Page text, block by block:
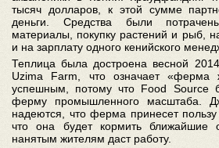
тысяч долларов, к этой сумме
деньги. Средства были
материалы, покупку растений и рыб,
и на зарплату одного кенийского
Теплица была достроена весной
Uzima Farm, что означает «ферма
успешным, потому что Food Source
ферму промышленного масштаба.
надеются, что ферма принесет
что она будет кормить ближайшие
нанятым жителям даст работу.